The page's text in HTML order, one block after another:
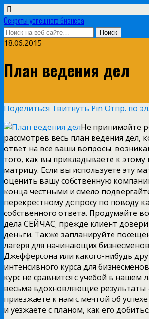
Секреты успешного бизнеса
18.06.2015
План ведения дел
Поделиться Твитнуть Pin Отпр. по
Не принимайте
рассмотрев весь план ведения дел,
ответ на все ваши вопросы,
того, как вы прикладываете к
матрицу. Если вы используете эту
оценить вашу собственную
конца честными и смело
перекрестному допросу по поводу
собственного ответа. Продумайте
дела СЕЙЧАС, прежде клиент
деньги. Также запланируйте
лагеря для начинающих
Джефферсона или какого-нибудь
интенсивного курса для
курс не сравнится с учебой в нашем
весьма вдохновляющие
приезжаете к нам с мечтой об
и уезжаете с планом, как его